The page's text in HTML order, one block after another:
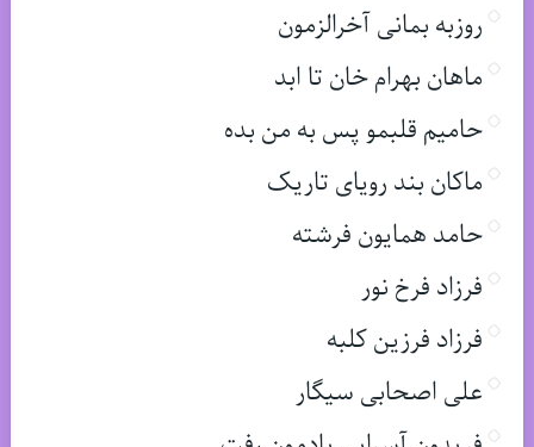
روزبه بمانی آخرالزمون
ماهان بهرام خان تا ابد
حامیم قلبمو پس به من بده
ماکان بند رویای تاریک
حامد همایون فرشته
فرزاد فرخ نور
فرزاد فرزین کلبه
علی اصحابی سیگار